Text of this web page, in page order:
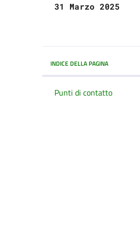
31 Marzo 2025
INDICE DELLA PAGINA
Punti di contatto